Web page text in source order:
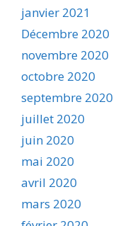
janvier 2021
Décembre 2020
novembre 2020
octobre 2020
septembre 2020
juillet 2020
juin 2020
mai 2020
avril 2020
mars 2020